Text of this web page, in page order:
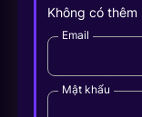
Không có
Email
Mật khẩu